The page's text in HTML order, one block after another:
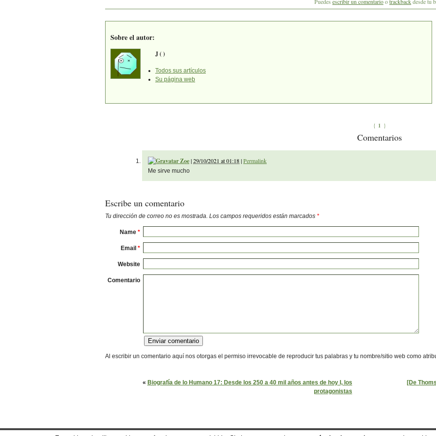
Puedes escribir un comentariootrackbackdesde tu
Sobre el autor:
J ( )
Todos sus artículos
Su página web
{ 1 }
Comentarios
Zoe|29/10/2021 at 01:18|Permalink
Me sirve mucho
Escribe un comentario
Tu dirección de correo no es mostrada. Los campos requeridos están marcados *
Name *
Email *
Website
Comentario
Al escribir un comentario aquí nos otorgas el permiso irrevocable de reproducir tus palabras y tu nombre/sitio web como
« Biografía de lo Humano 17: Desde los 250 a 40 mil años antes de hoy I, los
protagonistas
[De